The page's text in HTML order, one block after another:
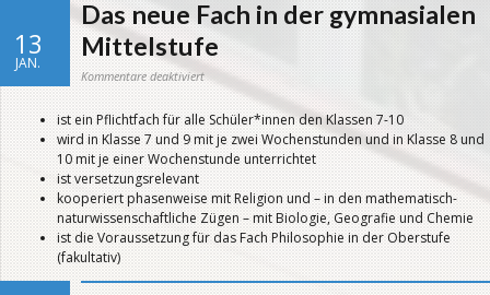
13
JAN.
Das neue Fach in der gymnasialen
Mittelstufe
Kommentare deaktiviertfür
Das
in
der
gymnasialen
Mittelstufe
ist ein Pflichtfach für alle Schüler*innen den Klassen 7-10
wird in Klasse 7 und 9 mit je zwei Wochenstunden und in Klasse 8 und
10 mit je einer Wochenstunde unterrichtet
ist versetzungsrelevant
kooperiert phasenweise mit Religion und – in den mathematisch-
naturwissenschaftliche Zügen – mit Biologie, Geografie und Chemie
ist die Voraussetzung für das Fach Philosophie in der Oberstufe
(fakultativ)